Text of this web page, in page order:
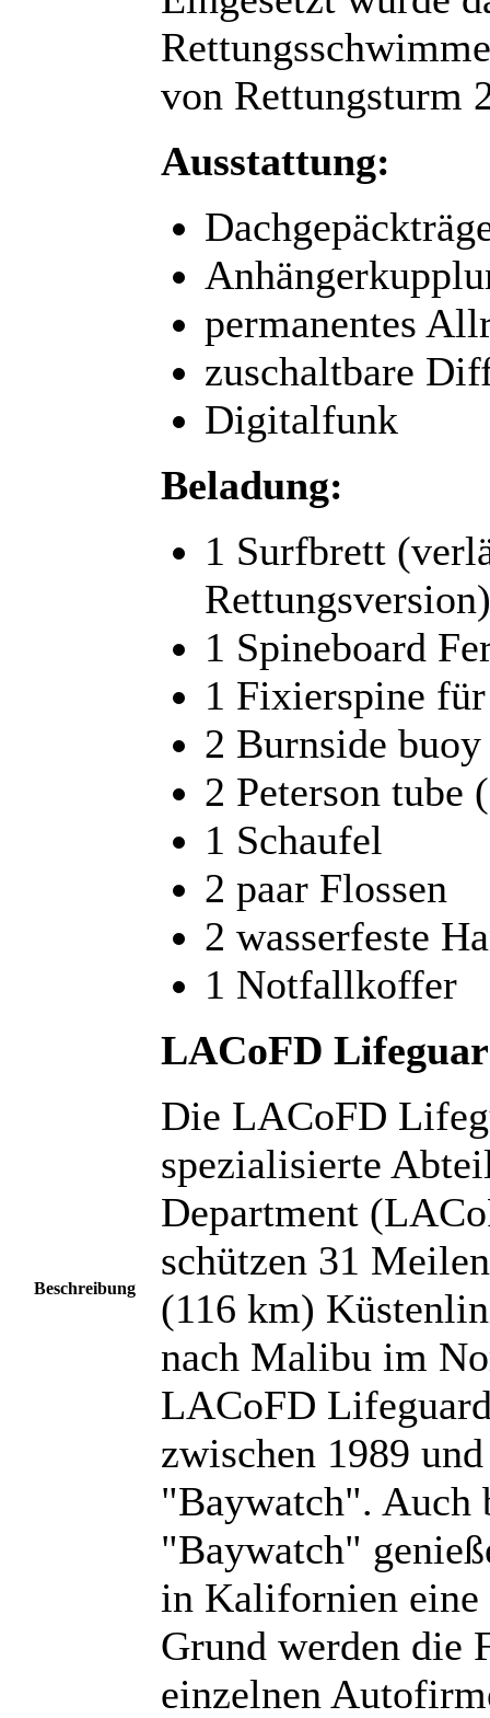
Beschreibung
von Rettungsturm
Ausstattung:
permanentes
zuschaltbare
Digitalfunk
Beladung:
1 Surfbrett
Rettungsversion)
1 Spineboard
1 Fixierspine
2 Burnside
2 Peterson tube
1 Schaufel
2 paar Flossen
2 wasserfeste
1 Notfallkoffer
LACoFD
Die LACoFD
spezialisierte
Department
schützen 31
(116 km)
nach Malibu im
LACoFD
zwischen 1989
"Baywatch". Auch
"Baywatch"
in Kalifornien eine
Grund werden die
einzelnen